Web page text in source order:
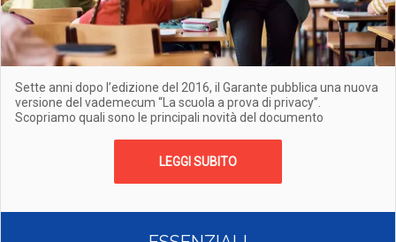
Sette anni dopo l’edizione del 2016, il Garante pubblica una nuova
versione del vademecum “La scuola a prova di privacy”.
Scopriamo quali sono le principali novità del documento
LEGGI SUBITO